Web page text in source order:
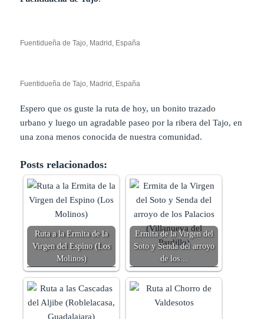
Fuentidueña de Tajo, Madrid, España
Fuentidueña de Tajo, Madrid, España
Espero que os guste la ruta de hoy, un bonito trazado
urbano y luego un agradable paseo por la ribera del Tajo, en
una zona menos conocida de nuestra comunidad.
Posts relacionados:
Ruta a la Ermita de la
Virgen del Espino (Los
Molinos)
Ermita de la Virgen del
Soto y Senda del arroyo
de los…